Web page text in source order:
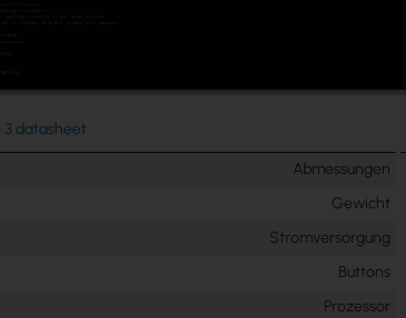
3 datasheet
Abmessungen
Gewicht
Stromversorgung
Buttons
Prozessor